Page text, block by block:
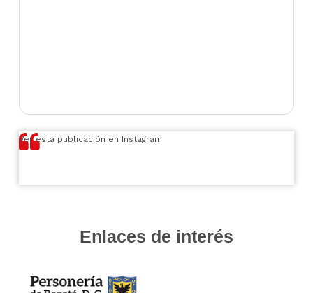
Ver esta publicación en Instagram
Enlaces de interés